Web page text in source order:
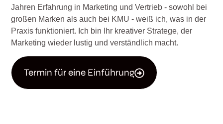
Jahren Erfahrung in Marketing und Vertrieb - sowohl bei
großen Marken als auch bei KMU - weiß ich, was in der
Praxis funktioniert. Ich bin Ihr kreativer Stratege, der
Marketing wieder lustig und verständlich macht.
Termin für eine Einführung